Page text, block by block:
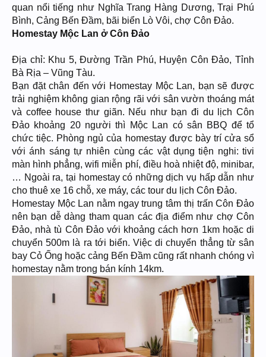
quan nổi tiếng như Nghĩa Trang Hàng Dương, Trại Phú
Bình, Cảng Bến Đầm, bãi biển Lò Vôi, chợ Côn Đảo.
Homestay Mộc Lan ở Côn Đảo
Địa chỉ: Khu 5, Đường Trần Phú, Huyện Côn Đảo, Tỉnh
Bà Rịa – Vũng Tàu.
Bạn đặt chân đến với Homestay Mộc Lan, bạn sẽ được
trải nghiệm không gian rộng rãi với sân vườn thoáng mát
và coffee house thư giãn. Nếu như bạn đi du lịch Côn
Đảo khoảng 20 người thì Mộc Lan có sân BBQ để tổ
chức tiệc. Phòng ngủ của homestay được bày trí cửa sổ
với ánh sáng tự nhiên cùng các vật dụng tiện nghi: tivi
màn hình phẳng, wifi miễn phí, điều hoà nhiệt độ, minibar,
… Ngoài ra, tại homestay có những dịch vụ hấp dẫn như
cho thuê xe 16 chỗ, xe máy, các tour du lịch Côn Đảo.
Homestay Mộc Lan nằm ngay trung tâm thị trấn Côn Đảo
nên bạn dễ dàng tham quan các địa điểm như chợ Côn
Đảo, nhà tù Côn Đảo với khoảng cách hơn 1km hoặc di
chuyển 500m là ra tới biển. Việc di chuyển thẳng từ sân
bay Cỏ Ống hoặc cảng Bến Đầm cũng rất nhanh chóng vì
homestay nằm trong bán kính 14km.